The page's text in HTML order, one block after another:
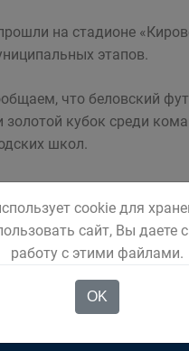
на стадионе
этапов.
что беловский
золотой кубок среди
школ.
Гордимся!
cookie для
сайт, Вы даете
работу с этими файлами.
OK